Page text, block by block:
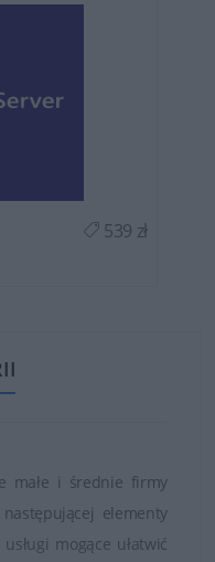
539 zł
małe i średnie firmy
elementy
mogące ułatwić